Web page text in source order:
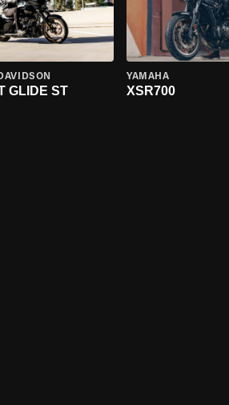
GLIDE ST
YAMAHA
XSR700